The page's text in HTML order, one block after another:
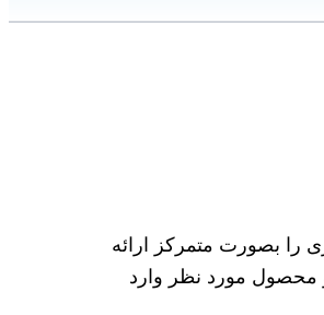
را بصورت متمرکز ارائه
محصول مورد نظر وارد